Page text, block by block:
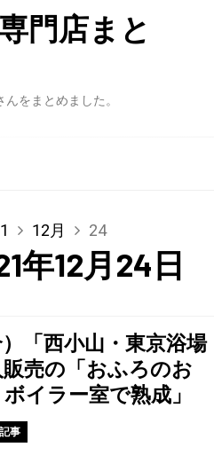
門店まと
をまとめました。
12月 24
年12月24日
「西小山・東京浴場
売の「おふろのお
イラー室で熟成」
事